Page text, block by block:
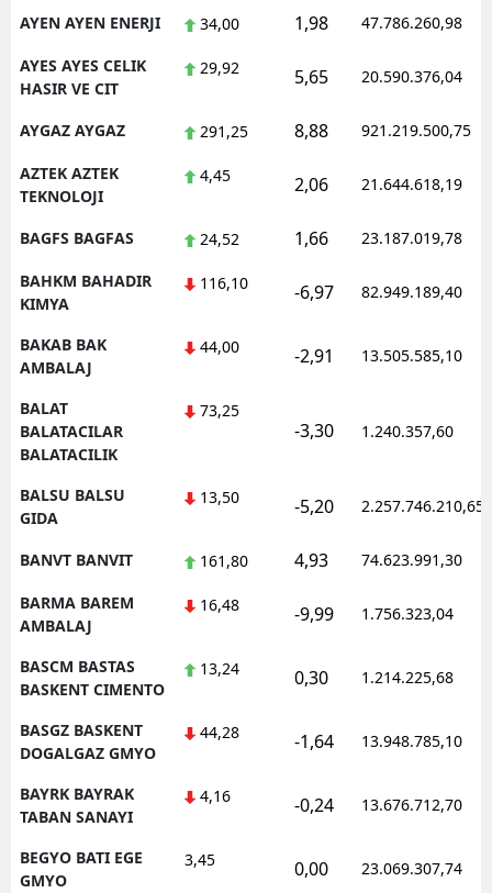
AYEN AYEN ENERJI 34,00 1,98 47.786.260,98
AYES AYES CELIK
HASIR VE CIT
29,92 5,65 20.590.376,04
AYGAZ AYGAZ 291,25 8,88 921.219.500,75
AZTEK AZTEK
TEKNOLOJI
4,45 2,06 21.644.618,19
BAGFS BAGFAS 24,52 1,66 23.187.019,78
BAHKM BAHADIR
KIMYA
116,10 -6,97 82.949.189,40
BAKAB BAK
AMBALAJ
44,00 -2,91 13.505.585,10
BALAT
BALATACILAR
BALATACILIK
73,25
-3,30 1.240.357,60
BALSU BALSU
GIDA
13,50 -5,20 2.257.746.210,65
BANVT BANVIT 161,80 4,93 74.623.991,30
BARMA BAREM
AMBALAJ
16,48 -9,99 1.756.323,04
BASCM BASTAS
BASKENT CIMENTO
13,24 0,30 1.214.225,68
BASGZ BASKENT
DOGALGAZ GMYO
44,28 -1,64 13.948.785,10
BAYRK BAYRAK
TABAN SANAYI
4,16 -0,24 13.676.712,70
BEGYO BATI EGE
GMYO
3,45 0,00 23.069.307,74